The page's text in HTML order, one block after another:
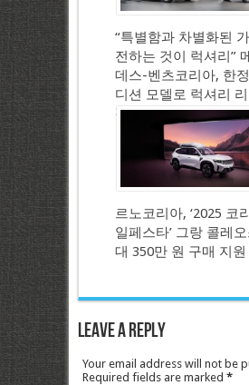
“특별함과 차별화된
전하는 것이 럭셔리”
데스-벤츠코리아, 한
디션 모델로 럭셔리
강화
르노코리아, ‘2025 코
일페스타’ 그랑 콜레
대 350만 원 구매 지원
Leave a Reply
Your email address will not be
Required fields are marked *